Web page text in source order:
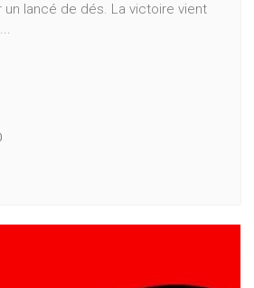
lancé de dés. La victoire vient